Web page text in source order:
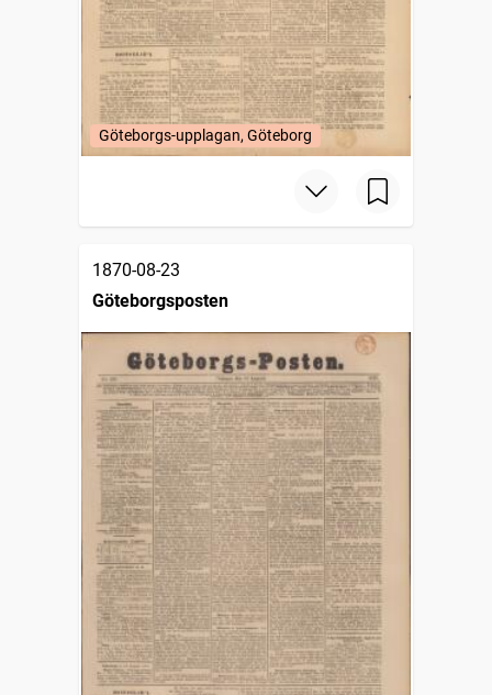
Göteborgs-upplagan, Göteborg
1870-08-23
Göteborgsposten